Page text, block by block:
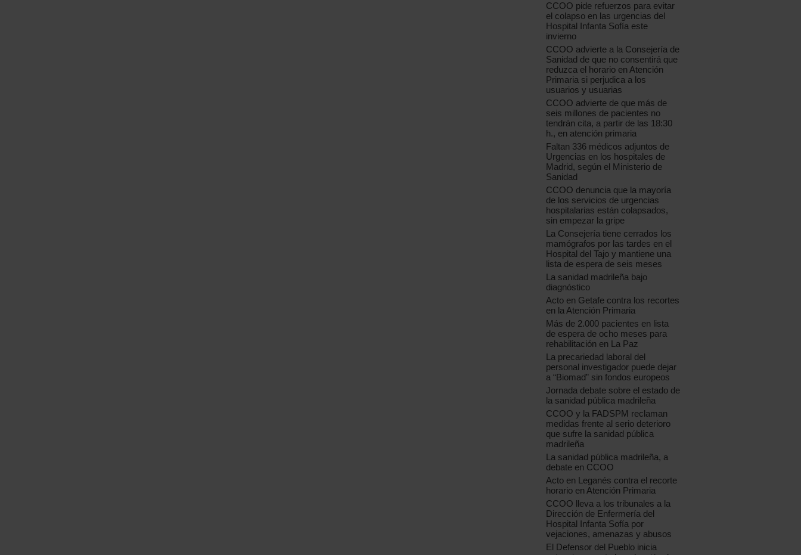
CCOO pide refuerzos para evitar
el colapso en las urgencias del
Hospital Infanta Sofía este
invierno
CCOO advierte a la Consejería de
Sanidad de que no consentirá que
reduzca el horario en Atención
Primaria si perjudica a los
usuarios y usuarias
CCOO advierte de que más de
seis millones de pacientes no
tendrán cita, a partir de las 18:30
h., en atención primaria
Faltan 336 médicos adjuntos de
Urgencias en los hospitales de
Madrid, según el Ministerio de
Sanidad
CCOO denuncia que la mayoría
de los servicios de urgencias
hospitalarias están colapsados,
sin empezar la gripe
La Consejería tiene cerrados los
mamógrafos por las tardes en el
Hospital del Tajo y mantiene una
lista de espera de seis meses
La sanidad madrileña bajo
diagnóstico
Acto en Getafe contra los recortes
en la Atención Primaria
Más de 2.000 pacientes en lista
de espera de ocho meses para
rehabilitación en La Paz
La precariedad laboral del
personal investigador puede dejar
a “Biomad” sin fondos europeos
Jornada debate sobre el estado de
la sanidad pública madrileña
CCOO y la FADSPM reclaman
medidas frente al serio deterioro
que sufre la sanidad pública
madrileña
La sanidad pública madrileña, a
debate en CCOO
Acto en Leganés contra el recorte
horario en Atención Primaria
CCOO lleva a los tribunales a la
Dirección de Enfermería del
Hospital Infanta Sofía por
vejaciones, amenazas y abusos
El Defensor del Pueblo inicia